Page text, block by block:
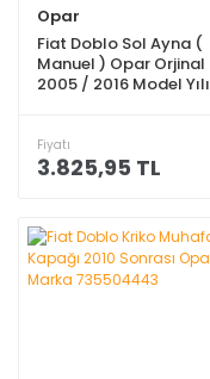
Opar
Fiat Doblo Sol Ayna (
Manuel ) Opar Orjinal
2005 / 2016 Model Yılı
Fiyatı
3.825,95 TL